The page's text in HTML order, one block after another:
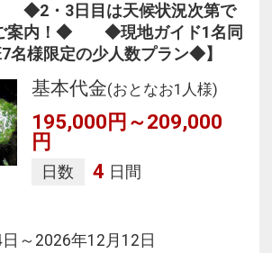
・3日目は天候状況次第で
案内！◆ ◆現地ガイド1名同
名様限定の少人数プラン◆】
基本代金(おとなお1人様)
195,000円～209,000
円
日数 4 日間
～2026年12月12日